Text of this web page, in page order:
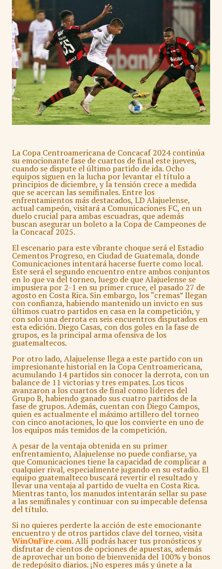
La Copa Centroamericana de Concacaf 2024 continúa
su emocionante fase de cuartos de final este jueves,
cuando se dispute el último partido de ida. Ocho
equipos siguen en la lucha por levantar el título a
principios de diciembre, y la tensión crece a medida
que se acercan las semifinales. Entre los
enfrentamientos más destacados, LD Alajuelense,
actual campeón, visitará a Comunicaciones FC, en un
duelo crucial para ambas escuadras, que además
buscan asegurar un boleto a la Copa de Campeones de
la Concacaf 2025.
El escenario para este vibrante choque será el Estadio
Cementos Progreso, en Ciudad de Guatemala, donde
Comunicaciones intentará hacerse fuerte como local.
Este será el segundo encuentro entre ambos conjuntos
en lo que va del torneo, luego de que Alajuelense se
impusiera por 2-1 en su primer cruce, el pasado 27 de
agosto en Costa Rica. Sin embargo, los “cremas” llegan
con confianza, habiendo mantenido un invicto en sus
últimos cuatro partidos en casa en la competición, y
con solo una derrota en seis encuentros disputados en
esta edición. Diego Casas, con dos goles en la fase de
grupos, es la principal arma ofensiva de los
guatemaltecos.
Por otro lado, Alajuelense llega a este partido con un
impresionante historial en la Copa Centroamericana,
acumulando 14 partidos sin conocer la derrota, con un
balance de 11 victorias y tres empates. Los ticos
avanzaron a los cuartos de final como líderes del
Grupo B, habiendo ganado sus cuatro partidos de la
fase de grupos. Además, cuentan con Diego Campos,
quien es actualmente el máximo artillero del torneo
con cinco anotaciones, lo que los convierte en uno de
los equipos más temidos de la competición.
A pesar de la ventaja obtenida en su primer
enfrentamiento, Alajuelense no puede confiarse, ya
que Comunicaciones tiene la capacidad de complicar a
cualquier rival, especialmente jugando en su estadio. El
equipo guatemalteco buscará revertir el resultado y
llevar una ventaja al partido de vuelta en Costa Rica.
Mientras tanto, los manudos intentarán sellar su pase
a las semifinales y continuar con su impecable defensa
del título.
Si no quieres perderte la acción de este emocionante
encuentro y de otros partidos clave del torneo, visita
WinOnFire.com. Allí podrás hacer tus pronósticos y
disfrutar de cientos de opciones de apuestas, además
de aprovechar un bono de bienvenida del 100% y bonos
de redepósito diarios. ¡No esperes más y únete a la